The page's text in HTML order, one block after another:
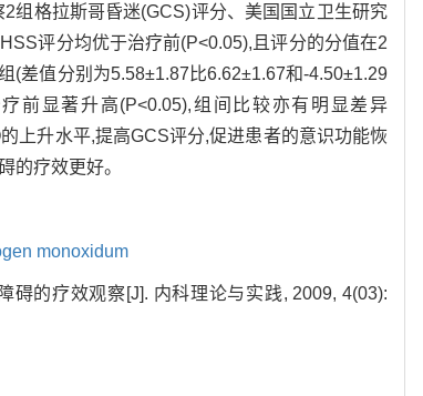
组格拉斯哥昏迷(GCS)评分、美国国立卫生研究
评分均优于治疗前(P<0.05),且评分的分值在2
(差值分别为5.58±1.87比6.62±1.67和-4.50±1.29
前显著升高(P<0.05),组间比较亦有明显差异
上升水平,提高GCS评分,促进患者的意识功能恢
的疗效更好。
monoxidum
的疗效观察[J]. 内科理论与实践, 2009, 4(03):